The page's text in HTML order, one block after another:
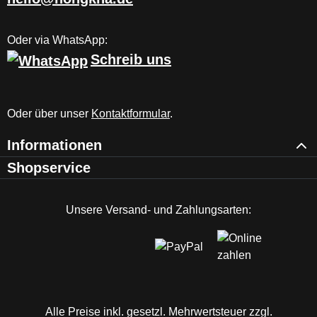
Oder via WhatsApp:
Schreib uns
Oder über unser Kontaktformular.
Informationen
Shopservice
Unsere Versand- und Zahlungsarten:
Alle Preise inkl. gesetzl. Mehrwertsteuer zzgl.